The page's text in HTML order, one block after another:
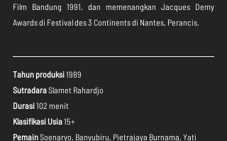
Film Bandung 1991, dan memenangkan Jacques Demy
Awards di Festival des 3 Continents di Nantes, Perancis. ⁣
Tahun produksi 1989
Sutradara Slamet Rahardjo
Durasi 102 menit
Klasifikasi Usia 15+
Pemain Soenaryo, Banyubiru, Pietrajaya Burnama, Yati